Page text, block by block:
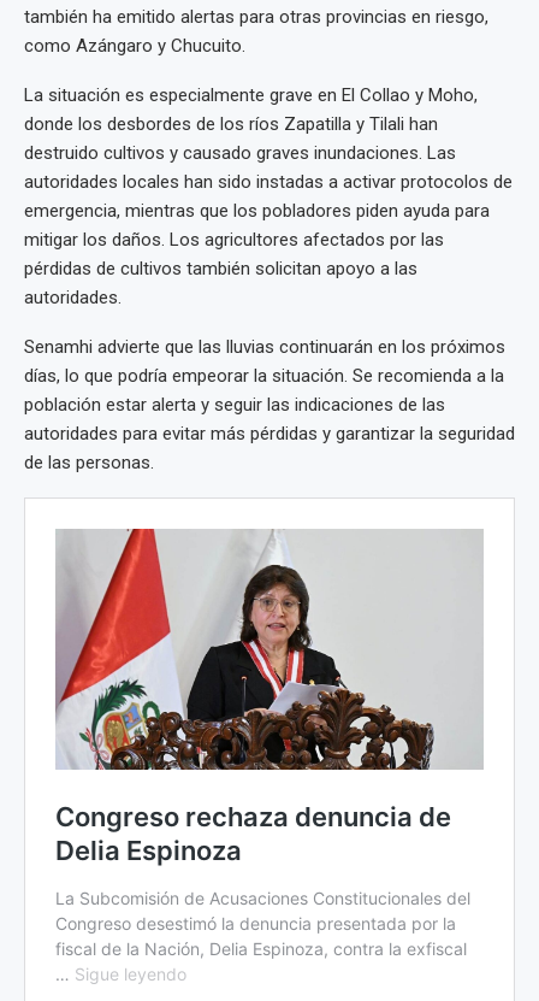
también ha emitido alertas para otras provincias en riesgo,
como Azángaro y Chucuito.
La situación es especialmente grave en El Collao y Moho,
donde los desbordes de los ríos Zapatilla y Tilali han
destruido cultivos y causado graves inundaciones. Las
autoridades locales han sido instadas a activar protocolos de
emergencia, mientras que los pobladores piden ayuda para
mitigar los daños. Los agricultores afectados por las
pérdidas de cultivos también solicitan apoyo a las
autoridades.
Senamhi advierte que las lluvias continuarán en los próximos
días, lo que podría empeorar la situación. Se recomienda a la
población estar alerta y seguir las indicaciones de las
autoridades para evitar más pérdidas y garantizar la seguridad
de las personas.